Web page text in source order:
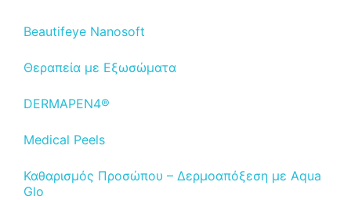
Βeautifeye Νanosoft
Θεραπεία με Εξωσώματα
DERMAPEN4®
Medical Peels
Καθαρισμός Προσώπου – Δερμοαπόξεση με Aqua
Glo